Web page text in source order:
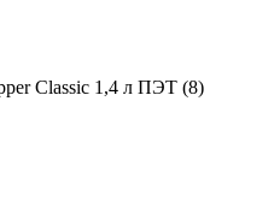
Classic 1,4 л ПЭТ (8)